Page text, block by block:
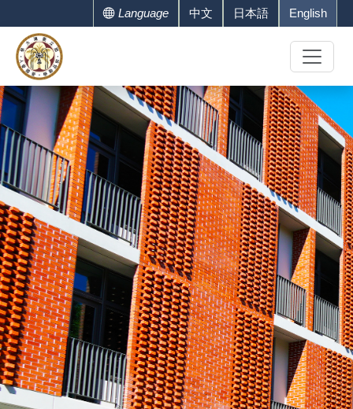
Language 中文 日本語 English